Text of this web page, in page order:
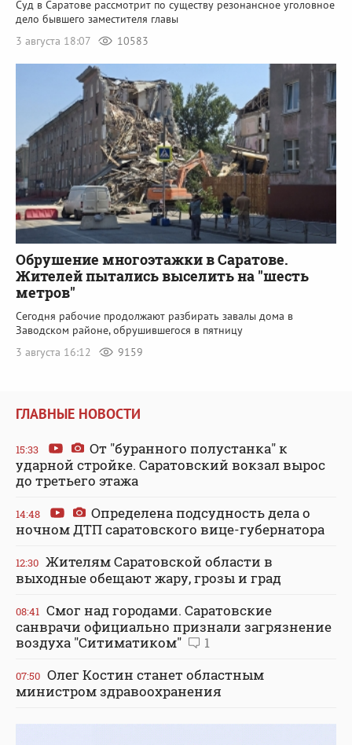
Суд в Саратове рассмотрит по существу резонансное уголовное
дело бывшего заместителя главы
3 августа 18:07
10583
Обрушение многоэтажки в Саратове.
Жителей пытались выселить на "шесть
метров"
Сегодня рабочие продолжают разбирать завалы дома в
Заводском районе, обрушившегося в пятницу
3 августа 16:12
9159
ГЛАВНЫЕ НОВОСТИ
15:33
От "буранного полустанка" к
ударной стройке. Саратовский вокзал вырос
до третьего этажа
14:48
Определена подсудность дела о
ночном ДТП саратовского вице-губернатора
12:30 Жителям Саратовской области в
выходные обещают жару, грозы и град
08:41 Смог над городами. Саратовские
санврачи официально признали загрязнение
воздуха "Ситиматиком"
1
07:50 Олег Костин станет областным
министром здравоохранения